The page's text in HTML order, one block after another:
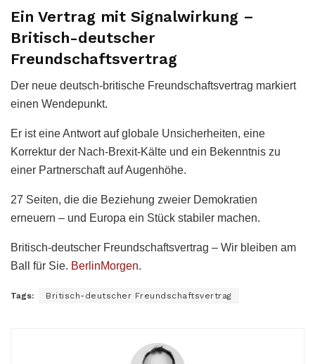
Ein Vertrag mit Signalwirkung –
Britisch-deutscher
Freundschaftsvertrag
Der neue deutsch-britische Freundschaftsvertrag markiert
einen Wendepunkt.
Er ist eine Antwort auf globale Unsicherheiten, eine
Korrektur der Nach-Brexit-Kälte und ein Bekenntnis zu
einer Partnerschaft auf Augenhöhe.
27 Seiten, die die Beziehung zweier Demokratien
erneuern – und Europa ein Stück stabiler machen.
Britisch-deutscher Freundschaftsvertrag – Wir bleiben am
Ball für Sie. BerlinMorgen.
Tags: Britisch-deutscher Freundschaftsvertrag